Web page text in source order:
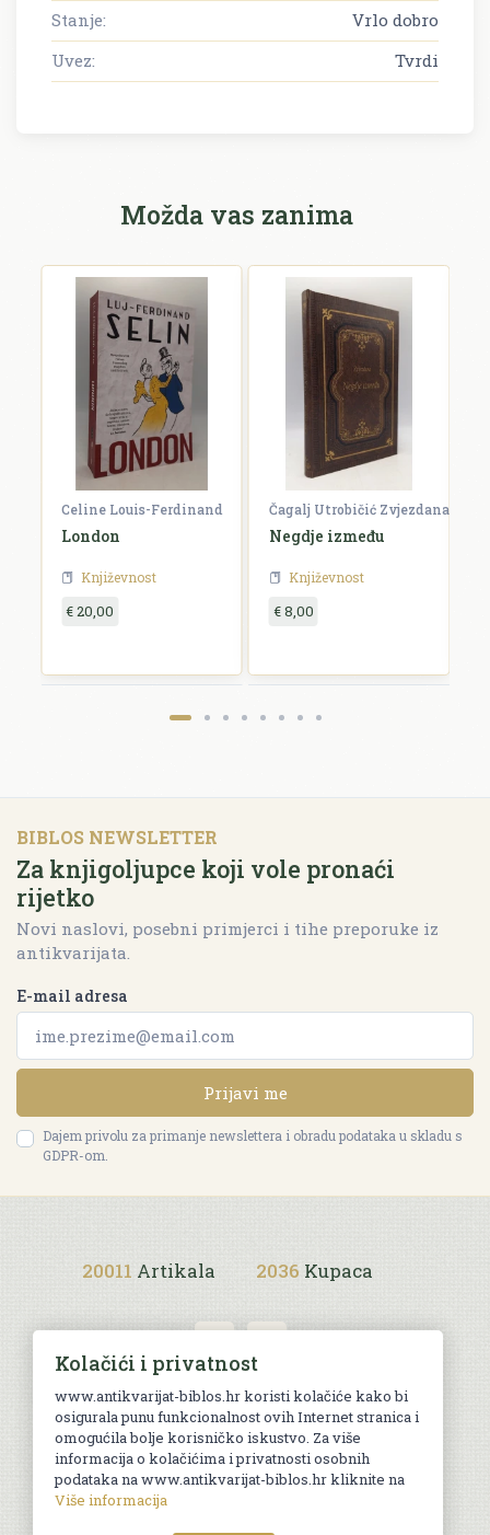
Stanje:
Vrlo dobro
Uvez:
Tvrdi
Možda vas zanima
Celine Louis-Ferdinand
London
Književnost
€ 20,00
Čagalj Utrobičić Zvjezdana
Negdje između
Književnost
€ 8,00
BIBLOS NEWSLETTER
Za knjigoljupce koji vole pronaći
rijetko
Novi naslovi, posebni primjerci i tihe preporuke iz
antikvarijata.
E-mail adresa
Prijavi me
Dajem privolu za primanje newslettera i obradu podataka u skladu s
GDPR-om.
20011 Artikala 2036 Kupaca
Uvjeti kupnje
© Sva prava pridržana. Web by
Kolačići i privatnost
www.antikvarijat-biblos.hr koristi kolačiće kako bi
osigurala punu funkcionalnost ovih Internet stranica i
omogućila bolje korisničko iskustvo. Za više
informacija o kolačićima i privatnosti osobnih
podataka na www.antikvarijat-biblos.hr kliknite na
Više informacija